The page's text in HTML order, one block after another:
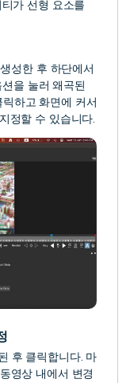
가 선형 요소를
성한 후 하단에서
을 눌러 왜곡된
하고 화면에 커서
정할 수 있습니다.
후 클릭합니다. 마
영상 내에서 변경